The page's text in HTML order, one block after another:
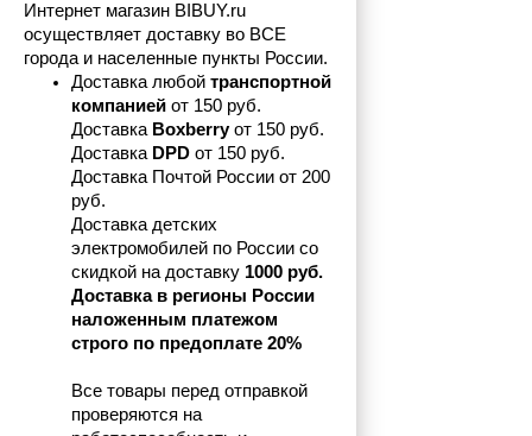
Интернет магазин BIBUY.ru
осуществляет доставку во ВСЕ
города и населенные пункты России.
Доставка любой транспортной
компанией от 150 руб.
Доставка Boxberry от 150 руб.
Доставка DPD от 150 руб.
Доставка Почтой России от 200
руб.
Доставка детских
электромобилей по России со
скидкой на доставку 1000 руб.
Доставка в регионы России
наложенным платежом
строго по предоплате 20%
Все товары перед отправкой
проверяются на